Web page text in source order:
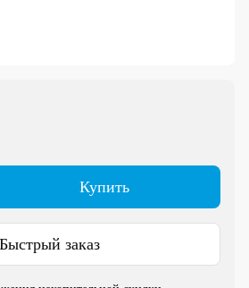
Купить
Быстрый заказ